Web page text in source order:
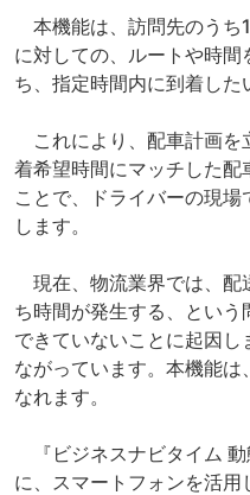
本機能は、訪問先のうち
に対しての、ルートや時
ち、指定時間内に到着した
これにより、配車計画を
着希望時間にマッチした
ことで、ドライバーの現
します。
現在、物流業界では、配
ち時間が発生する、という
できていないことに起因
ながっています。本機能
なれます。
『ビジネスナビタイム
に、スマートフォンを活